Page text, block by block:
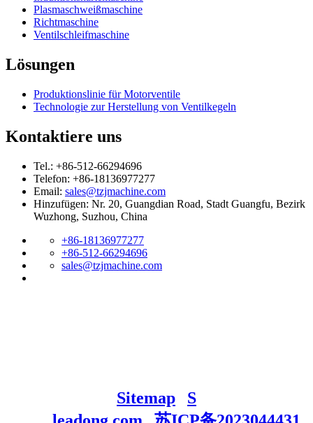
Plasmaschweißmaschine
Richtmaschine
Ventilschleifmaschine
Lösungen
Produktionslinie für Motorventile
Technologie zur Herstellung von Ventilkegeln
Kontaktiere uns
Tel.: +86-512-66294696
Telefon: +86-18136977277
Email: sales@tzjmachine.com
Hinzufügen: Nr. 20, Guangdian Road, Stadt Guangfu, Bezirk
Wuzhong, Suzhou, China
+86-18136977277
+86-512-66294696
sales@tzjmachine.com
Sitemap S